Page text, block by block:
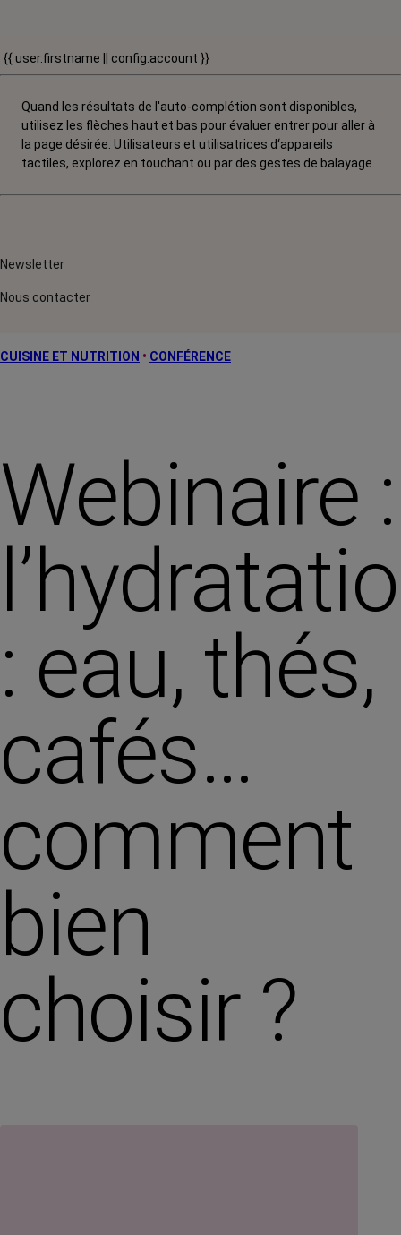
{{ user.firstname || config.account }}
Quand les résultats de l'auto-complétion sont disponibles,
utilisez les flèches haut et bas pour évaluer entrer pour aller à
la page désirée. Utilisateurs et utilisatrices d‘appareils
tactiles, explorez en touchant ou par des gestes de balayage.
Newsletter
Nous contacter
CUISINE ET NUTRITION • CONFÉRENCE
Webinaire :
: eau, thés,
cafés…
comment
bien
choisir ?